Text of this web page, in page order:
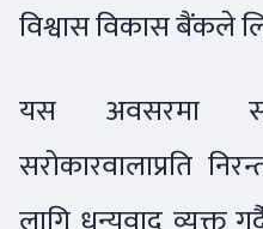
विश्वास विकास बैंकले
यस अवसरमा
सरोकारवालाप्रति